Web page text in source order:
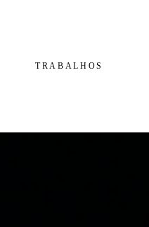
TRABALHOS